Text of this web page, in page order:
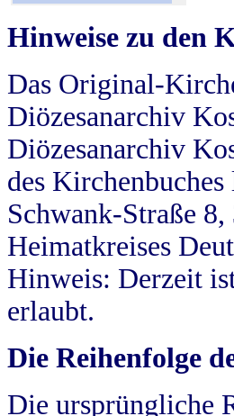
Hinweise zu den
Das Original-
Diözesanarchiv
Diözesanarchiv
des
Schwank-Straße
Heimatkreises
Hinweis: Derzeit
erlaubt.
Die Reihenfolge
Die ursprüngliche